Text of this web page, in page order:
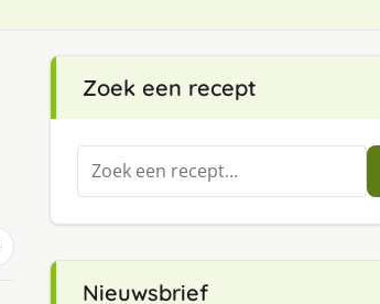
Zoek een recept
Zoeken
naar:
Nieuwsbrief